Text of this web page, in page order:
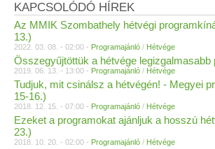
KAPCSOLÓDÓ HÍREK
Az MMIK Szombathely hétvégi
13.)
2022. 03. 08. - 02:00 - Programajánló / Hétvége
Összegyűjtöttük a hétvége legizgalmasabb
2019. 06. 13. - 13:00 - Programajánló / Hétvége
Tudjuk, mit csinálsz a hétvégén! - Megyei
15-16.)
2018. 12. 15. - 07:00 - Programajánló / Hétvége
Ezeket a programokat ajánljuk a hosszú
23.)
2018. 10. 20. - 02:00 - Programajánló / Hétvége